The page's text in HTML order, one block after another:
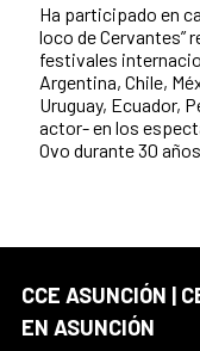
Ha participado en
loco de Cervantes”
festivales
Argentina, Chile,
Uruguay, Ecuador,
actor- en los
Ovo durante 30
CCE ASUNCIÓN |
EN ASUNCIÓN